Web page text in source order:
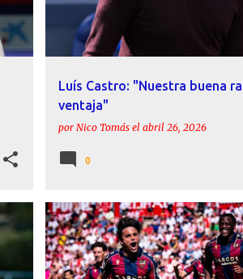
Luís Castro: "Nuestra buena
ventaja"
por Nico Tomás el abril 26, 2026
0
ACTUALIDAD INFORME LEVANTE